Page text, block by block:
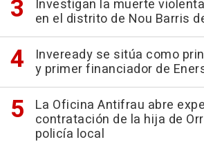
Investigan la muerte
en el distrito de Nou Barris
Inveready se sitúa como
y primer financiador de
La Oficina Antifrau abre
contratación de la hija de
policía local